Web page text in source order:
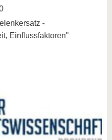
-
Einflussfaktoren"